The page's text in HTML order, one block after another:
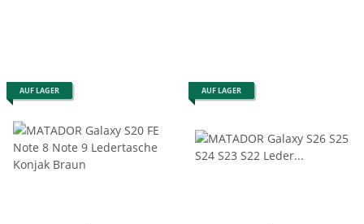
AUF LAGER AUF LAGER